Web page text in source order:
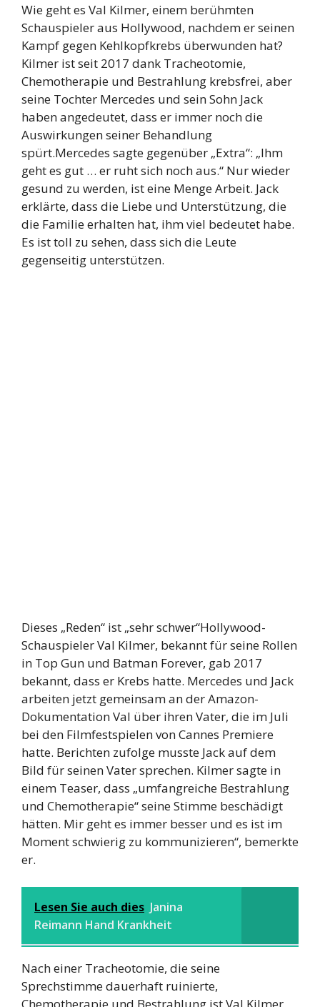
Wie geht es Val Kilmer, einem berühmten
Schauspieler aus Hollywood, nachdem er seinen
Kampf gegen Kehlkopfkrebs überwunden hat?
Kilmer ist seit 2017 dank Tracheotomie,
Chemotherapie und Bestrahlung krebsfrei, aber
seine Tochter Mercedes und sein Sohn Jack
haben angedeutet, dass er immer noch die
Auswirkungen seiner Behandlung
spürt.Mercedes sagte gegenüber „Extra“: „Ihm
geht es gut … er ruht sich noch aus.“ Nur wieder
gesund zu werden, ist eine Menge Arbeit. Jack
erklärte, dass die Liebe und Unterstützung, die
die Familie erhalten hat, ihm viel bedeutet habe.
Es ist toll zu sehen, dass sich die Leute
gegenseitig unterstützen.
Dieses „Reden“ ist „sehr schwer“Hollywood-
Schauspieler Val Kilmer, bekannt für seine Rollen
in Top Gun und Batman Forever, gab 2017
bekannt, dass er Krebs hatte. Mercedes und Jack
arbeiten jetzt gemeinsam an der Amazon-
Dokumentation Val über ihren Vater, die im Juli
bei den Filmfestspielen von Cannes Premiere
hatte. Berichten zufolge musste Jack auf dem
Bild für seinen Vater sprechen. Kilmer sagte in
einem Teaser, dass „umfangreiche Bestrahlung
und Chemotherapie“ seine Stimme beschädigt
hätten. Mir geht es immer besser und es ist im
Moment schwierig zu kommunizieren“, bemerkte
er.
Lesen Sie auch dies Janina
Reimann Hand Krankheit
Nach einer Tracheotomie, die seine
Sprechstimme dauerhaft ruinierte,
Chemotherapie und Bestrahlung ist Val Kilmer